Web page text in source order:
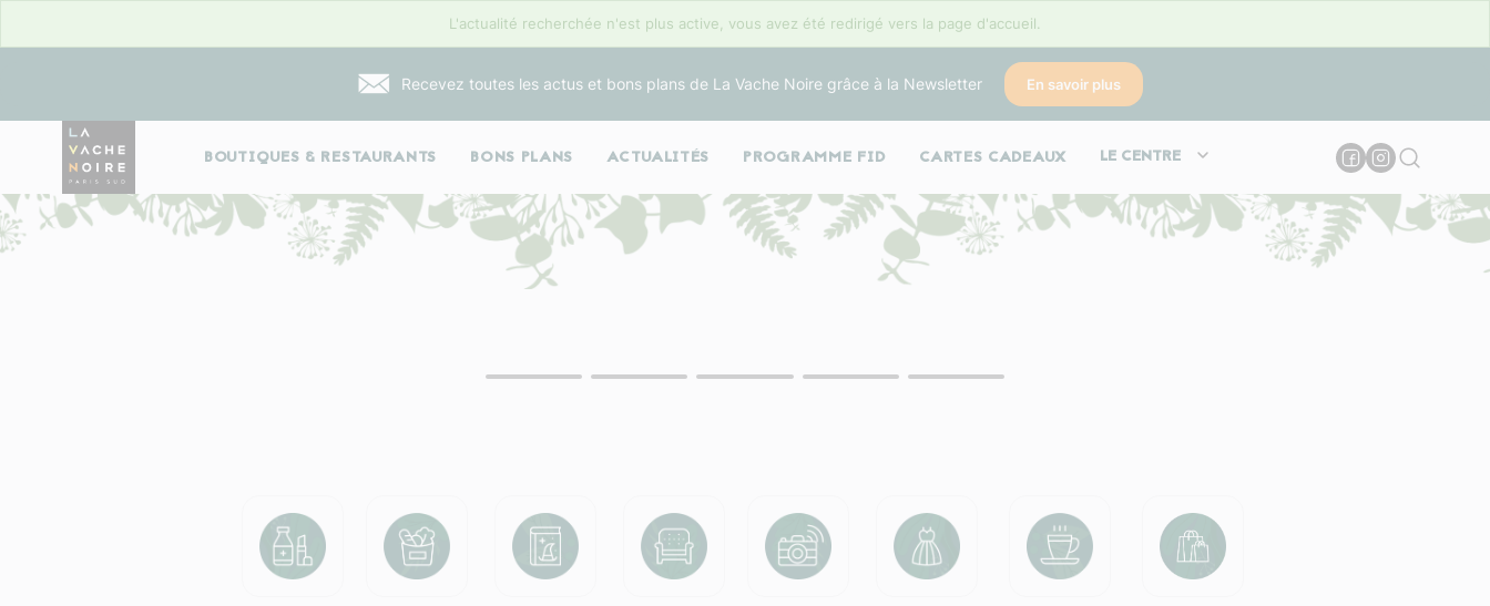
L'actualité recherchée n'est plus active, vous avez été redirigé vers la page d'accueil.
Recevez toutes les actus et bons plans de La Vache Noire grâce à la Newsletter En savoir plus
BOUTIQUES & RESTAURANTS BONS PLANS ACTUALITÉS PROGRAMME FID CARTES CADEAUX LE CENTRE